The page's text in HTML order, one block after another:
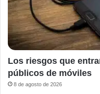
Los riesgos que
públicos de móviles
8 de agosto de 2026